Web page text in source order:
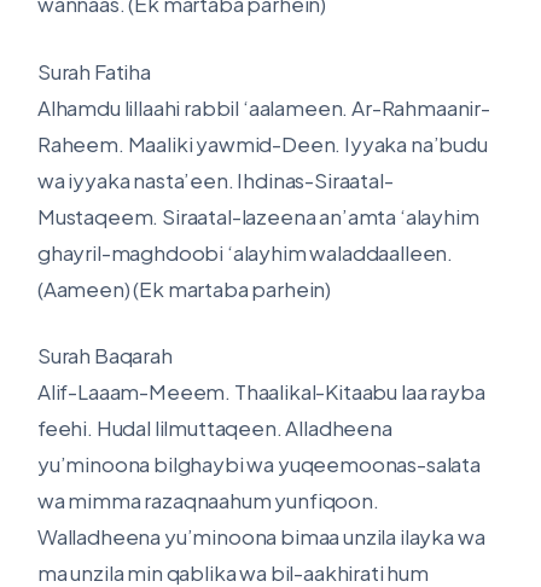
Surah Fatiha
Alhamdu lillaahi rabbil ‘aalameen. Ar-Rahmaanir-
Raheem. Maaliki yawmid-Deen. Iyyaka na’budu
wa iyyaka nasta’een. Ihdinas-Siraatal-
Mustaqeem. Siraatal-lazeena an’amta ‘alayhim
ghayril-maghdoobi ‘alayhim waladdaalleen.
(Aameen) (Ek martaba parhein)
Surah Baqarah
Alif-Laaam-Meeem. Thaalikal-Kitaabu laa rayba
feehi. Hudal lilmuttaqeen. Alladheena
yu’minoona bilghaybi wa yuqeemoonas-salata
wa mimma razaqnaahum yunfiqoon.
Walladheena yu’minoona bimaa unzila ilayka wa
ma unzila min qablika wa bil-aakhirati hum